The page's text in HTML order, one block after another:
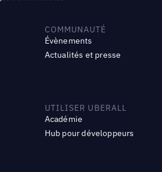
COMMUNAUTÉ
Évènements
Actualités et presse
UTILISER UBERALL
Académie
Hub pour développeurs